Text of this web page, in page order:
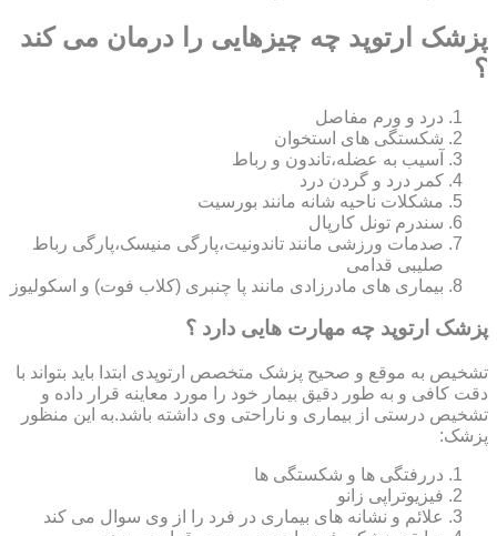
پزشک ارتوپد چه چیزهایی را درمان می کند
؟
درد و ورم مفاصل
شکستگی های استخوان
آسیب به عضله،تاندون و رباط
کمر درد و گردن درد
مشکلات ناحیه شانه مانند بورسیت
سندرم تونل کارپال
صدمات ورزشی مانند تاندونیت،پارگی منیسک،پارگی رباط
صلیبی قدامی
بیماری های مادرزادی مانند پا چنبری (کلاب فوت) و اسکولیوز
پزشک ارتوپد چه مهارت هایی دارد ؟
تشخیص به موقع و صحیح پزشک متخصص ارتوپدی ابتدا باید بتواند با
دقت کافی و به طور دقیق بیمار خود را مورد معاینه قرار داده و
تشخیص درستی از بیماری و ناراحتی وی داشته باشد.به این منظور
پزشک:
دررفتگی ها و شکستگی ها
فیزیوتراپی زانو
علائم و نشانه های بیماری در فرد را از وی سوال می کند